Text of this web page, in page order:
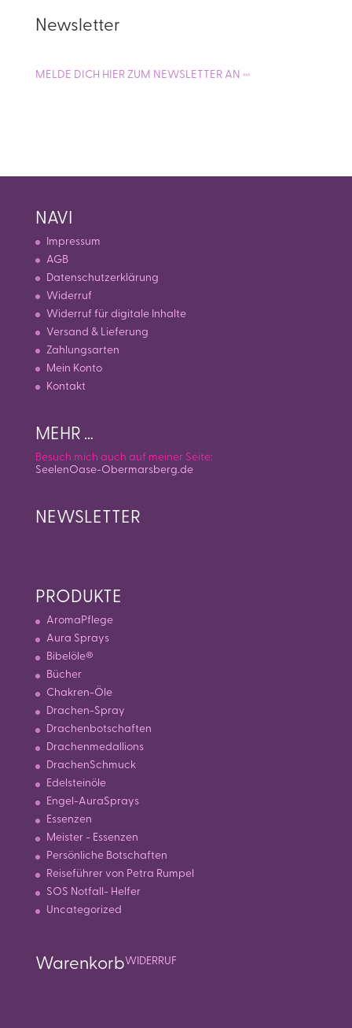
Newsletter
MELDE DICH HIER ZUM NEWSLETTER AN ›››
NAVI
Impressum
AGB
Datenschutzerklärung
Widerruf
Widerruf für digitale Inhalte
Versand & Lieferung
Zahlungsarten
Mein Konto
Kontakt
MEHR …
Besuch mich auch auf meiner Seite:
SeelenOase-Obermarsberg.de
NEWSLETTER
PRODUKTE
AromaPflege
Aura Sprays
Bibelöle®
Bücher
Chakren-Öle
Drachen-Spray
Drachenbotschaften
Drachenmedallions
DrachenSchmuck
Edelsteinöle
Engel-AuraSprays
Essenzen
Meister - Essenzen
Persönliche Botschaften
Reiseführer von Petra Rumpel
SOS Notfall- Helfer
Uncategorized
WarenkorbWIDERRUF